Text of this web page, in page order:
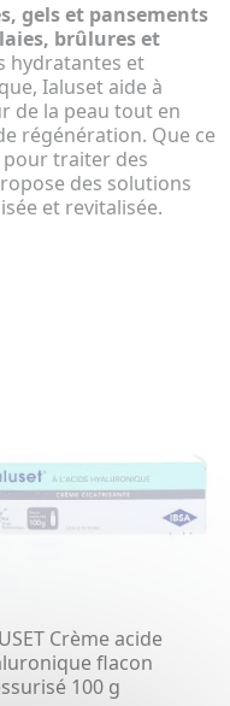
gels et pansements
brûlures et
hydratantes et
Ialuset aide à
de la peau tout en
régénération. Que ce
traiter des
des solutions
et revitalisée.
Crème acide
flacon
100 g